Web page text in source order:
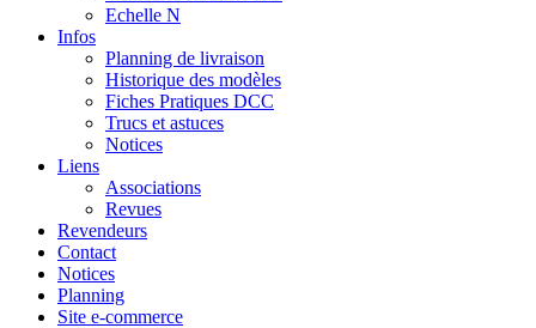
Echelle N
Infos
Planning de livraison
Historique des modèles
Fiches Pratiques DCC
Trucs et astuces
Notices
Liens
Associations
Revues
Revendeurs
Contact
Notices
Planning
Site e-commerce